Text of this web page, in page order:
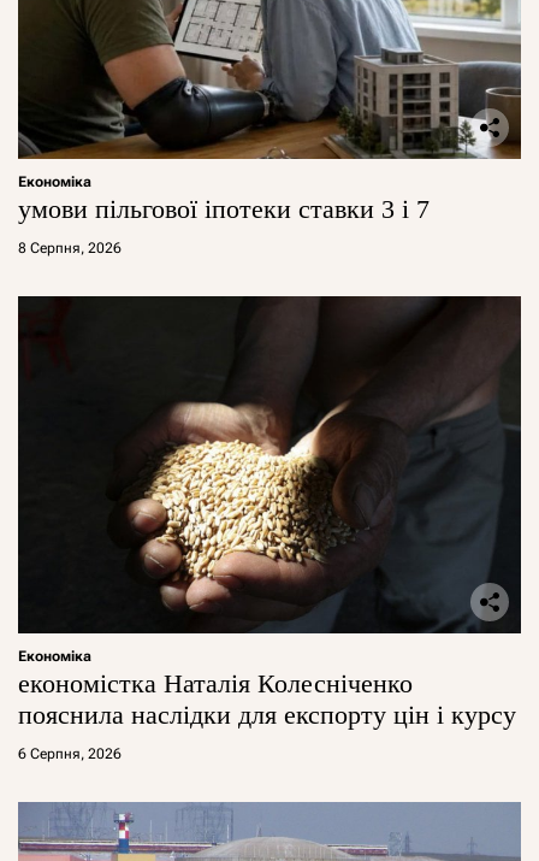
Економіка
умови пільгової іпотеки ставки 3 і 7
8 Серпня, 2026
Економіка
економістка Наталія Колесніченко
пояснила наслідки для експорту цін і курсу
6 Серпня, 2026